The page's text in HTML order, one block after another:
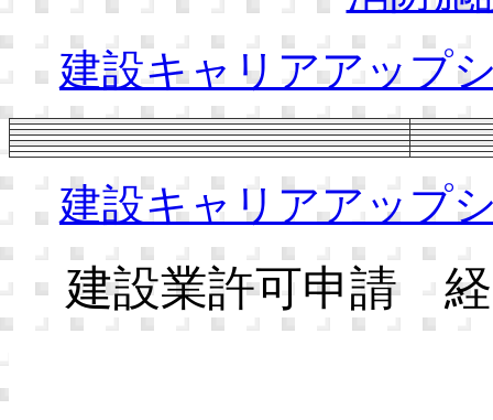
建設キャリアアップ
建設キャリアアップ
建設業許可申請 経